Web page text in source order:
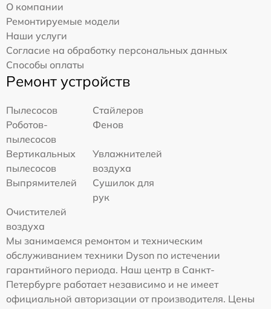
О компании
Ремонтируемые модели
Наши услуги
Согласие на обработку персональных данных
Способы оплаты
Ремонт устройств
Пылесосов
Стайлеров
Роботов-
пылесосов
Фенов
Вертикальных
пылесосов
Увлажнителей
воздуха
Выпрямителей
Сушилок для
рук
Очистителей
воздуха
Мы занимаемся ремонтом и техническим
обслуживанием техники Dyson по истечении
гарантийного периода. Наш центр в Санкт-
Петербурге работает независимо и не имеет
официальной авторизации от производителя. Цены